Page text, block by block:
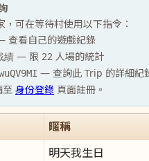
可在等待村使用以下指令：
查看自己的遊戲紀錄
績 — 限 22 人場的統計
— 查詢此 Trip 的詳細紀
至 身份登錄 頁面註冊。
暱稱
明天我生日